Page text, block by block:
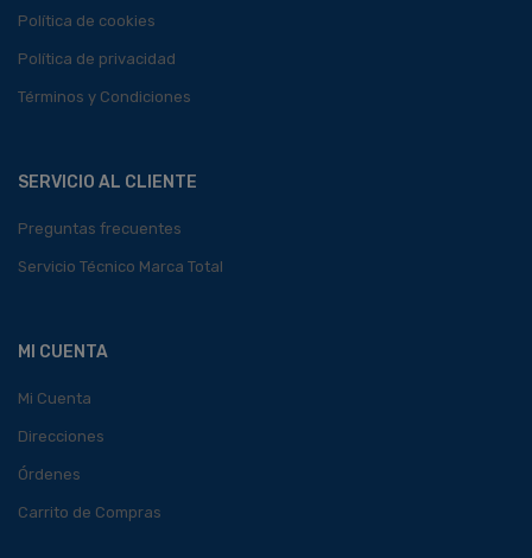
Política de cookies
Política de privacidad
Términos y Condiciones
SERVICIO AL CLIENTE
Preguntas frecuentes
Servicio Técnico Marca Total
MI CUENTA
Mi Cuenta
Direcciones
Órdenes
Carrito de Compras